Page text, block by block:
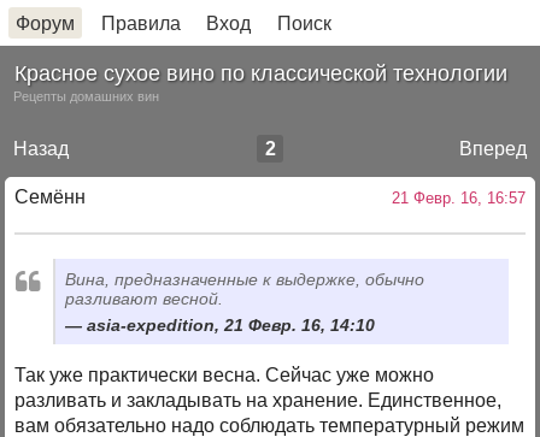
Форум Правила Вход Поиск
Красное сухое вино по классической технологии
Рецепты домашних вин
Назад Вперед
2
Семённ 21 Февр. 16, 16:57
Вина, предназначенные к выдержке, обычно
разливают весной.
asia-expedition, 21 Февр. 16, 14:10
Так уже практически весна. Сейчас уже можно
разливать и закладывать на хранение. Единственное,
вам обязательно надо соблюдать температурный режим